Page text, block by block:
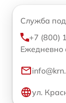
Служба
+7 (800)
Ежедневно
ул.